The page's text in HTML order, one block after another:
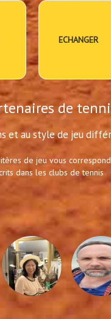
ECHANGER
de
et au style de jeu
de jeu vous
dans les clubs de tennis